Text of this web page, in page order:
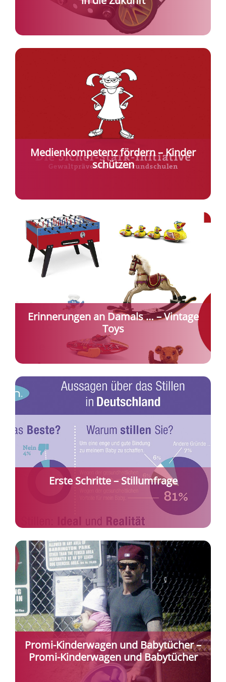
Medienkompetenz fördern – Kinder
schützen
Erinnerungen an Damals … – Vintage
Toys
Erste Schritte – Stillumfrage
Promi-Kinderwagen und Babytücher –
Promi-Kinderwagen und Babytücher